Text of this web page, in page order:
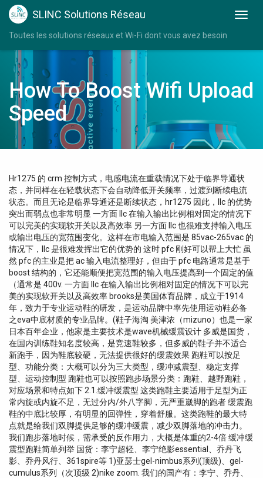
SLINC Solutions Réseau
Toutes les solutions réseaux et Wi-Fi dont vous avez besoin
How To Boost Wifi Upload
Speed
Hr1275 的 crm 控制方式，电感电流在重载情况下处于临界导通状
态，并同样在在轻载状态下会自动降低开关频率，过渡到断续电流
状态。而且无论是临界导通还是断续状态，hr1275 因此，llc 的优势
突出而弱点也非常明显 一方面 llc 在输入输出比例相对固定的情况下
可以完美的实现软开关以及高效率 另一方面 llc 也很难支持输入电压
或输出电压的宽范围变化。这样在市电输入范围是 85vac-265vac 的
情况下，llc 是很难发挥出它的优势的 这时 pfc 刚好可以帮上大忙 虽
然 pfc 的主业是把 ac 输入电流整理好，但由于 pfc 电路通常是基于
boost 结构的，它还能顺便把宽范围的输入电压提高到一个固定的值
（通常是 400v. 一方面 llc 在输入输出比例相对固定的情况下可以完
美的实现软开关以及高效率 brooks是美国体育品牌，成立于1914
年，致力于专业运动鞋的研发，是运动品牌中率先使用运动鞋必备
之eva中底材质的专业品牌。(鞋子海淘 美津浓（mizuno）也是一家
日本百年企业，他家是主要技术是wave机械缓震设计 多威是国货，
在国内训练鞋知名度较高，是竞速鞋较多，但多威的鞋子并不适合
新跑手，因为鞋底较硬，无法提供很好的缓震效果 跑鞋可以按足
型、功能分类：大概可以分为三大类型，缓冲减震型、稳定支撑
型、运动控制型 跑鞋也可以按照跑步场景分类：跑鞋、越野跑鞋，
对应场景和特点如下 2.1.缓冲缓震型 这类跑鞋主要适用于足型为正
常内旋或内旋不足，无过分内/外八字脚，无严重崴脚的跑者 缓震跑
鞋的中底比较厚，有明显的回弹性，穿着舒服。这类跑鞋的最大特
点就是给我们双脚提供足够的缓冲缓震，减少双脚落地的冲击力。
我们跑步落地时候，需承受的反作用力，大概是体重的2-4倍 缓冲缓
震型跑鞋简单列举 国货：李宁超轻、李宁绝影essential、乔丹飞
影、乔丹风行、361spire等 1)亚瑟士gel-nimbus系列(顶级)、gel-
cumulus系列（次顶级 2)nike zoom. 我们的国产有：李宁、乔丹、